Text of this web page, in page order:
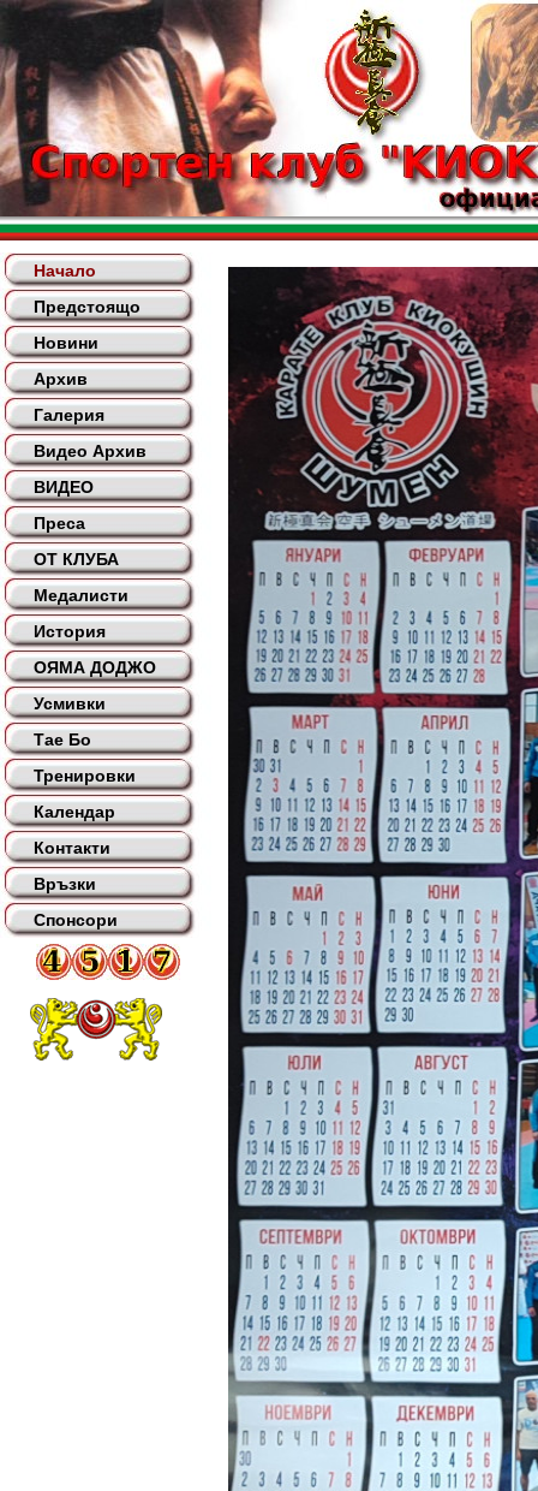
Начало
Предстоящо
Новини
Архив
Галерия
Видео Архив
ВИДЕО
Преса
ОТ КЛУБА
Медалисти
История
ОЯМА ДОДЖО
Усмивки
Тае Бо
Тренировки
Календар
Контакти
Връзки
Спонсори